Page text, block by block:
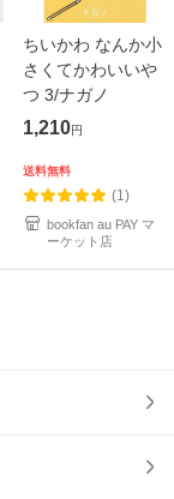
ちいかわ なんか小
さくてかわいいや
つ 3/ナガノ
1,210円
送料無料
(1)
bookfan au PAY マ
ーケット店